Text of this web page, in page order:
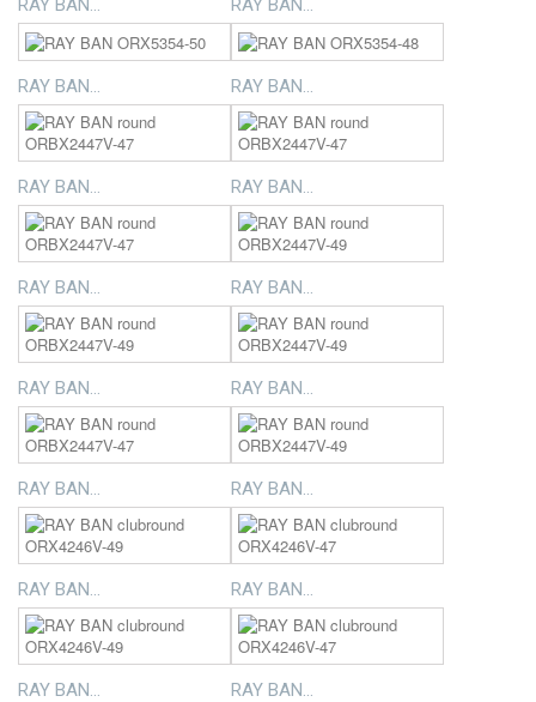
RAY BAN... RAY BAN...
RAY BAN... RAY BAN...
RAY BAN... RAY BAN...
RAY BAN... RAY BAN...
RAY BAN... RAY BAN...
RAY BAN... RAY BAN...
RAY BAN... RAY BAN...
RAY BAN... RAY BAN...